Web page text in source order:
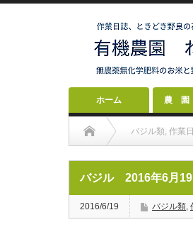
ホーム 農
バジル類, 作業
バジル 2016年6月19
2016/6/19 バジル類,